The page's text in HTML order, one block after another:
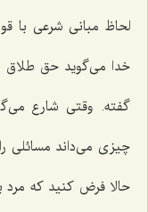
لحاظ مبانی شرعی با
خدا می‌گوید حق
گفته. وقتی شارع
چیزی می‌داند مسائلی
حالا فرض کنید که